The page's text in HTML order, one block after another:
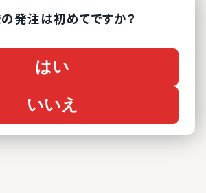
の発注は初めてですか？
はい
いいえ